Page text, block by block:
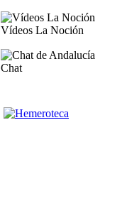
Vídeos La Noción
Chat